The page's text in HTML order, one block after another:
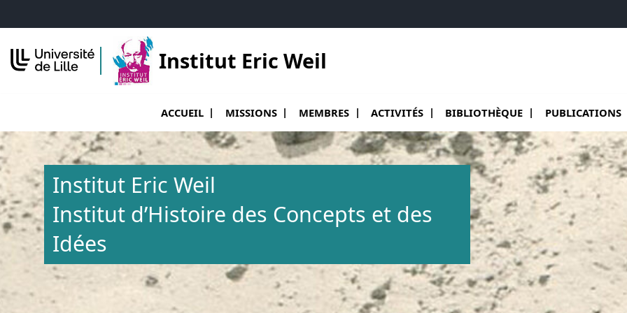
Institut Eric Weil
ACCUEIL MISSIONS MEMBRES ACTIVITÉS BIBLIOTHÈQUE PUBLICATIONS
Institut Eric Weil
Institut d’Histoire des Concepts et des
Idées